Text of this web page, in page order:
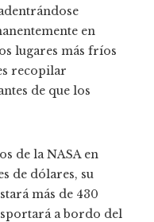
en
lugares más fríos
recopilar
de que los
de la NASA en
de dólares, su
más de 430
a bordo del